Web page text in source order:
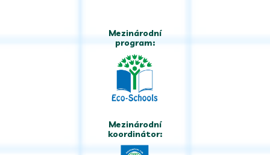
Mezinárodní
program:
Mezinárodní
koordinátor: